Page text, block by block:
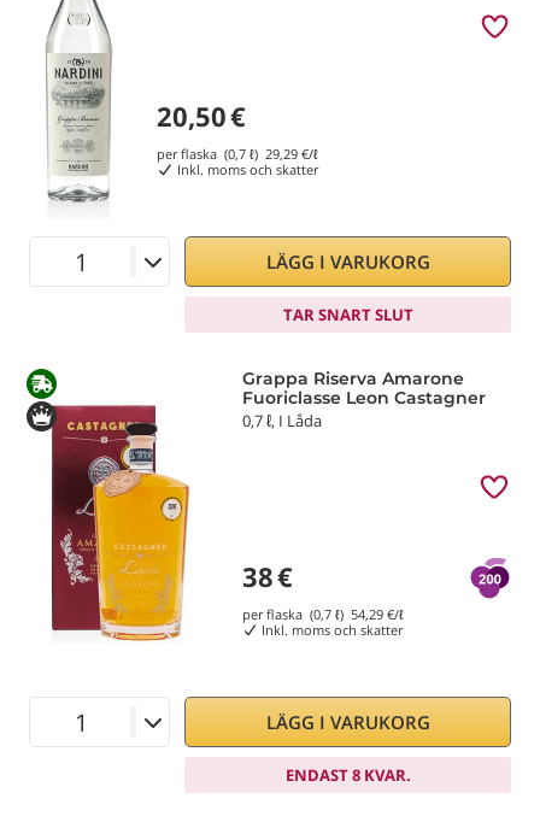
20,50€
per flaska (0,7 ℓ) 29,29 €/ℓ
Inkl. moms och skatter
LÄGG I VARUKORG
TAR SNART SLUT
Grappa Riserva Amarone
Fuoriclasse Leon Castagner
0,7 ℓ, I Låda
38€
per flaska (0,7 ℓ) 54,29€/ℓ
Inkl. moms och skatter
LÄGG I VARUKORG
ENDAST 8 KVAR.